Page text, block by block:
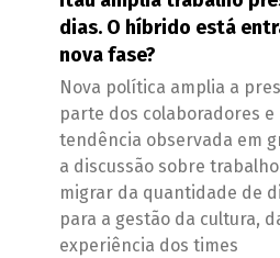
dias. O híbrido está
nova fase?
Nova política amplia a
parte dos colaboradores
tendência observada em
a discussão sobre
migrar da quantidade de
para a gestão da cultura,
experiência dos times